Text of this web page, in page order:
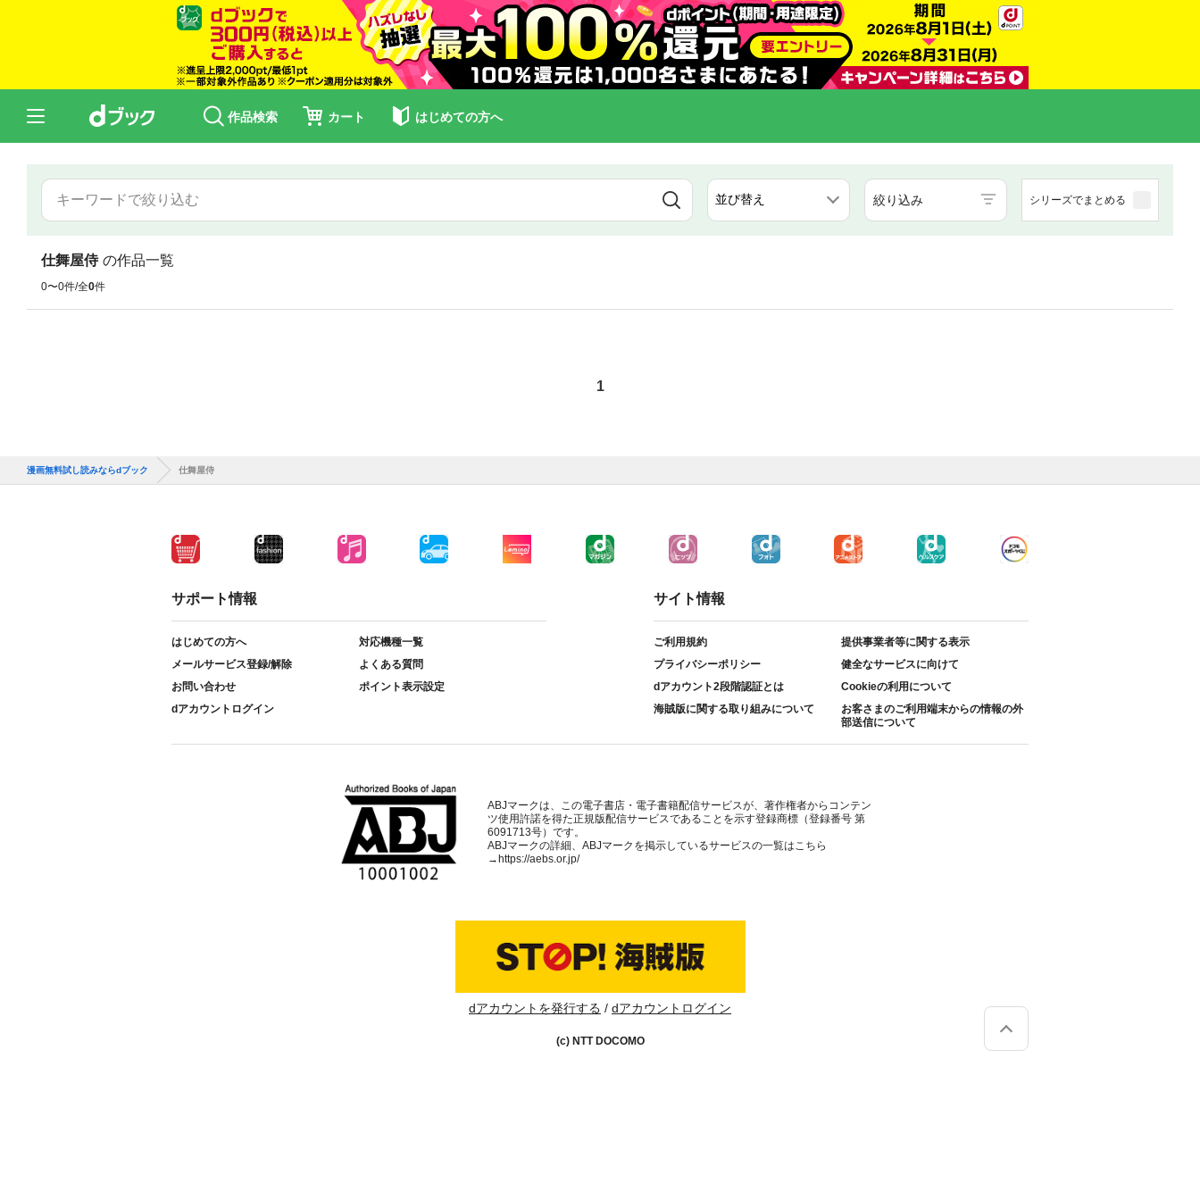
作品検索 カート はじめての方へ
絞り込み シリーズでまとめる
仕舞屋侍 の作品一覧
0〜0件/全0件
1
漫画無料試し読みならdブック 仕舞屋侍
サポート情報
はじめての方へ
対応機種一覧
メールサービス登録/解除
よくある質問
お問い合わせ
ポイント表示設定
dアカウントログイン
サイト情報
ご利用規約
提供事業者等に関する表示
プライバシーポリシー
健全なサービスに向けて
dアカウント2段階認証とは
Cookieの利用について
海賊版に関する取り組みについて
お客さまのご利用端末からの情報の外
部送信について
ABJマークは、この電子書店・電子書籍配信サービスが、著作権者からコンテン
ツ使用許諾を得た正規版配信サービスであることを示す登録商標（登録番号 第
6091713号）です。
ABJマークの詳細、ABJマークを掲示しているサービスの一覧はこちら
→ https://aebs.or.jp/
dアカウントを発行する dアカウントログイン
(c) NTT DOCOMO